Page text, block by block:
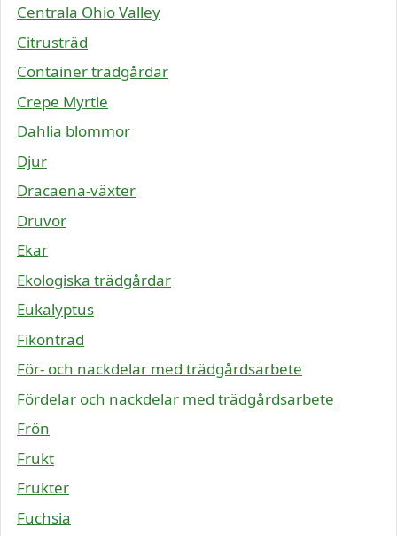
Centrala Ohio Valley
Citrusträd
Container trädgårdar
Crepe Myrtle
Dahlia blommor
Djur
Dracaena-växter
Druvor
Ekar
Ekologiska trädgårdar
Eukalyptus
Fikonträd
För- och nackdelar med trädgårdsarbete
Fördelar och nackdelar med trädgårdsarbete
Frön
Frukt
Frukter
Fuchsia